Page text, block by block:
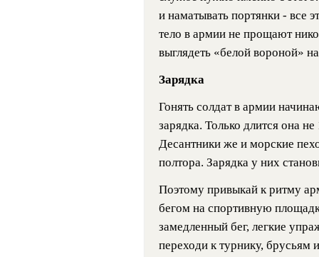
и наматывать портянки - все
тело в армии не прощают
выглядеть «белой вороной»
Зарядка
Гонять солдат в армии
зарядка. Только длится она
Десантники же и морские
полтора. Зарядка у них
Поэтому привыкай к ритму
бегом на спортивную
замедленный бег, легкие
переходи к турнику, брусьям